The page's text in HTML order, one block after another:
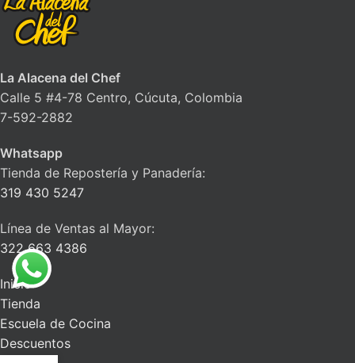
La Alacena del Chef
Calle 5 #4-78 Centro, Cúcuta, Colombia
7-592-2882
Whatsapp
Tienda de Repostería y Panadería:
319 430 5247
Línea de Ventas al Mayor:
322 663 4386
Inicio
Tienda
Escuela de Cocina
Descuentos